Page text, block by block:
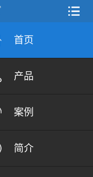
首页
产品
案例
简介